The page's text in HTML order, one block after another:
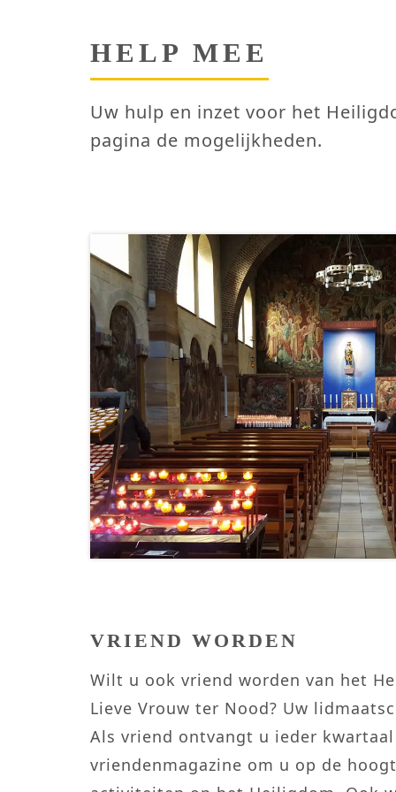
HELP MEE
Uw hulp en inzet voor het
pagina de mogelijkheden.
VRIEND WORDEN
Wilt u ook vriend worden van het
Lieve Vrouw ter Nood? Uw
Als vriend ontvangt u ieder
vriendenmagazine om u op de